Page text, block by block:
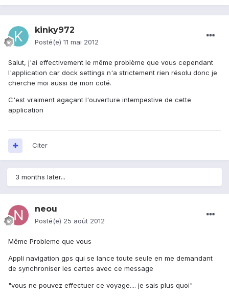
kinky972
Posté(e) 11 mai 2012
Salut, j'ai effectivement le même problème que vous cependant
l'application car dock settings n'a strictement rien résolu donc je
cherche moi aussi de mon coté.
C'est vraiment agaçant l'ouverture intempestive de cette
application
Citer
3 months later...
neou
Posté(e) 25 août 2012
Même Probleme que vous
Appli navigation gps qui se lance toute seule en me demandant
de synchroniser les cartes avec ce message
"vous ne pouvez effectuer ce voyage.... je sais plus quoi"